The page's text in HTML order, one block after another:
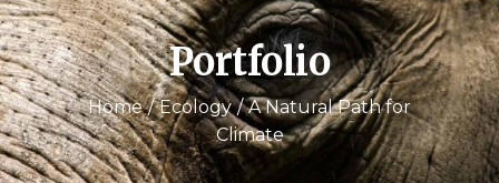
Portfolio
Home Ecology
A Natural Path for
Climate